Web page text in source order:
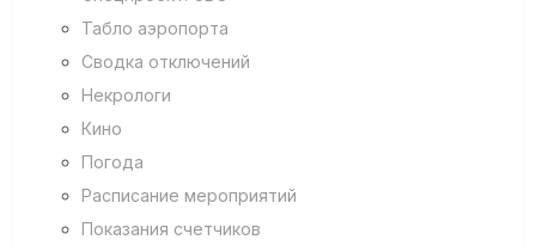
Табло аэропорта
Сводка отключений
Некрологи
Кино
Погода
Расписание мероприятий
Показания счетчиков